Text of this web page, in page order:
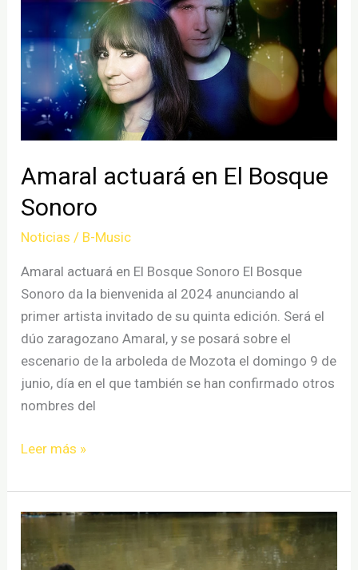
Amaral actuará en El Bosque
Sonoro
Noticias / B-Music
Amaral actuará en El Bosque Sonoro El Bosque
Sonoro da la bienvenida al 2024 anunciando al
primer artista invitado de su quinta edición. Será el
dúo zaragozano Amaral, y se posará sobre el
escenario de la arboleda de Mozota el domingo 9 de
junio, día en el que también se han confirmado otros
nombres del
Amaral
en
El
Sonoro
Leer más »